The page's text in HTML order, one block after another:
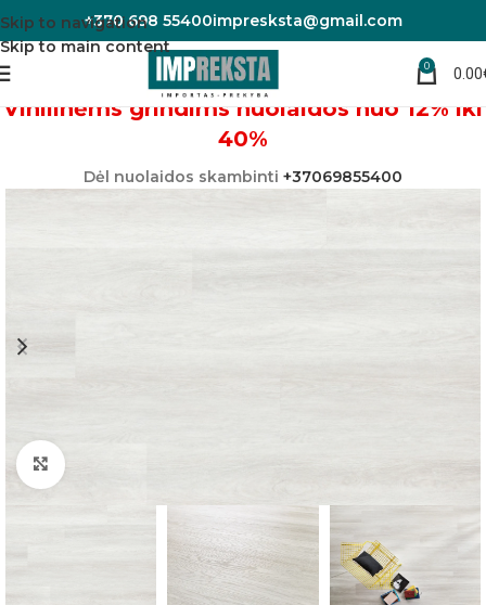
Skip to navigation
Skip to main content
+370 698 55400impresksta@gmail.com
0 0.00
Pradžia Vinilinės grindys
Vinilinėms grindims nuolaidos nuo 12% iki
40%
Dėl nuolaidos skambinti +37069855400
Padidinti nuotrauką